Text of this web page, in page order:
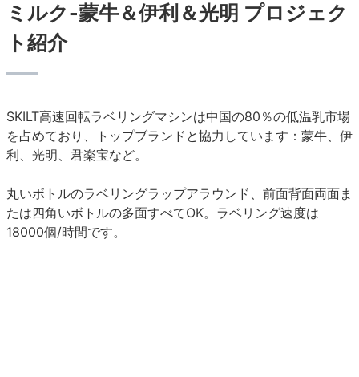
ミルク-蒙牛＆伊利＆光明 プロジェク
ト紹介
SKILT高速回転ラベリングマシンは中国の80％の低温乳市場
を占めており、トップブランドと協力しています：蒙牛、伊
利、光明、君楽宝など。
丸いボトルのラベリングラップアラウンド、前面背面両面ま
たは四角いボトルの多面すべてOK。ラベリング速度は
18000個/時間です。